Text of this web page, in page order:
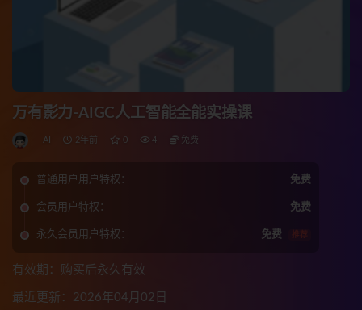
万有影力-AIGC人工智能全能实操课
AI 2年前 0 4 免费
普通用户用户特权： 免费
会员用户特权： 免费
永久会员用户特权： 免费 推荐
有效期：购买后永久有效
最近更新：2026年04月02日